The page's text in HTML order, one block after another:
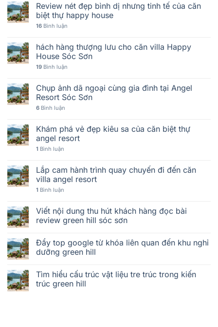
Review nét đẹp bình dị nhưng tinh tế của căn
biệt thự happy house
16 Bình luận
hách hàng thượng lưu cho căn villa Happy
House Sóc Sơn
19 Bình luận
Chụp ảnh dã ngoại cùng gia đình tại Angel
Resort Sóc Sơn
6 Bình luận
Khám phá vẻ đẹp kiêu sa của căn biệt thự
angel resort
1 Bình luận
Lắp cam hành trình quay chuyến đi đến căn
villa angel resort
1 Bình luận
Viết nội dung thu hút khách hàng đọc bài
review green hill sóc sơn
Đẩy top google từ khóa liên quan đến khu nghỉ
dưỡng green hill
Tìm hiểu cấu trúc vật liệu tre trúc trong kiến
trúc green hill